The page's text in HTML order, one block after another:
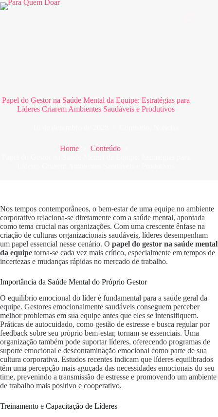
Pular
para
Papel do Gestor na Saúde Mental da Equipe: Estratégias para
Líderes Criarem Ambientes Saudáveis e Produtivos
Home
Conteúdo
Nos tempos contemporâneos, o bem-estar de uma equipe no ambiente
corporativo relaciona-se diretamente com a saúde mental, apontada
como tema crucial nas organizações. Com uma crescente ênfase na
criação de culturas organizacionais saudáveis, líderes desempenham
um papel essencial nesse cenário. O papel do gestor na saúde mental
da equipe torna-se cada vez mais crítico, especialmente em tempos de
incertezas e mudanças rápidas no mercado de trabalho.
Importância da Saúde Mental do Próprio Gestor
O equilíbrio emocional do líder é fundamental para a saúde geral da
equipe. Gestores emocionalmente saudáveis conseguem perceber
melhor problemas em sua equipe antes que eles se intensifiquem.
Práticas de autocuidado, como gestão de estresse e busca regular por
feedback sobre seu próprio bem-estar, tornam-se essenciais. Uma
organização também pode suportar líderes, oferecendo programas de
suporte emocional e descontaminação emocional como parte de sua
cultura corporativa. Estudos recentes indicam que líderes equilibrados
têm uma percepção mais aguçada das necessidades emocionais do seu
time, prevenindo a transmissão de estresse e promovendo um ambiente
de trabalho mais positivo e cooperativo.
Treinamento e Capacitação de Líderes